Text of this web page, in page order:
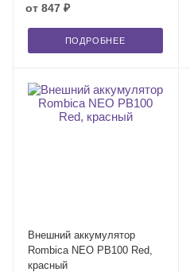
от 847 ₽
ПОДРОБНЕЕ
Внешний аккумулятор
Rombica NEO PB100 Red,
красный